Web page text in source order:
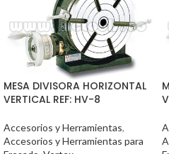
MESA DIVISORA HORIZONTAL
VERTICAL REF: HV-8
Accesorios y Herramientas,
Accesorios y Herramientas para